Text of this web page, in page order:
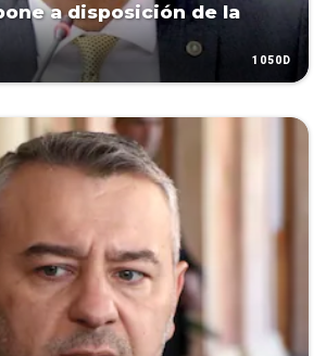
a disposición de la
1050D